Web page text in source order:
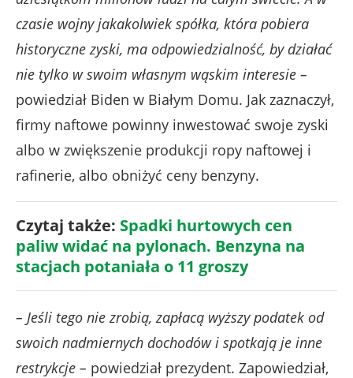
czasie wojny jakakolwiek spółka, która pobiera
historyczne zyski, ma odpowiedzialność, by działać
nie tylko w swoim własnym wąskim interesie –
powiedział Biden w Białym Domu. Jak zaznaczył,
firmy naftowe powinny inwestować swoje zyski
albo w zwiększenie produkcji ropy naftowej i
rafinerie, albo obniżyć ceny benzyny.
Czytaj także: Spadki hurtowych cen
paliw widać na pylonach. Benzyna na
stacjach potaniała o 11 groszy
– Jeśli tego nie zrobią, zapłacą wyższy podatek od
swoich nadmiernych dochodów i spotkają je inne
restrykcje – powiedział prezydent. Zapowiedział,